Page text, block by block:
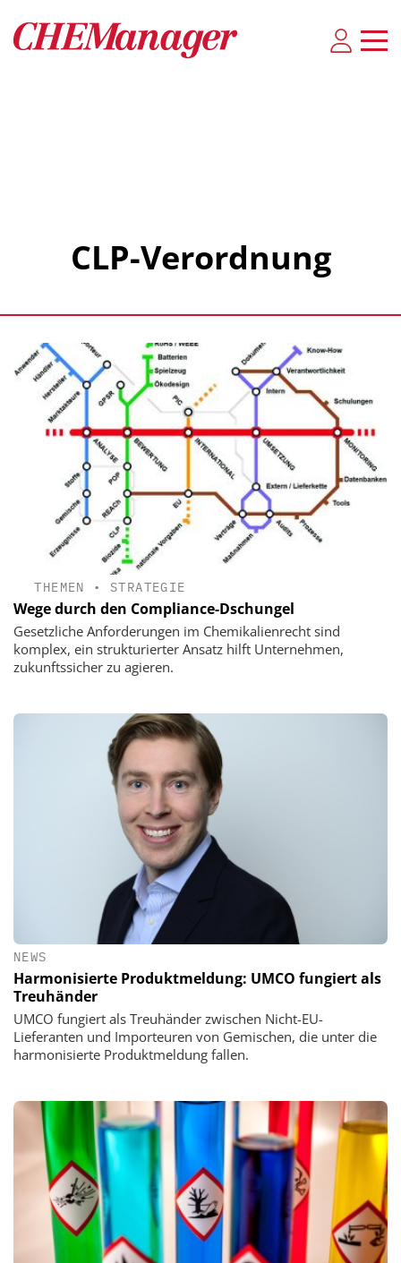
CLP-Verordnung
THEMEN • STRATEGIE
Wege durch den Compliance-Dschungel
Gesetzliche Anforderungen im Chemikalienrecht sind
komplex, ein strukturierter Ansatz hilft Unternehmen,
zukunftssicher zu agieren.
NEWS
Harmonisierte Produktmeldung: UMCO fungiert als
Treuhänder
UMCO fungiert als Treuhänder zwischen Nicht-EU-
Lieferanten und Importeuren von Gemischen, die unter die
harmonisierte Produktmeldung fallen.